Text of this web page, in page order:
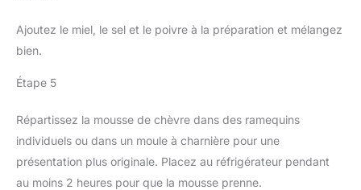
Ajoutez le miel, le sel et le poivre à la préparation et mélangez
bien.
Étape 5
Répartissez la mousse de chèvre dans des ramequins
individuels ou dans un moule à charnière pour une
présentation plus originale. Placez au réfrigérateur pendant
au moins 2 heures pour que la mousse prenne.